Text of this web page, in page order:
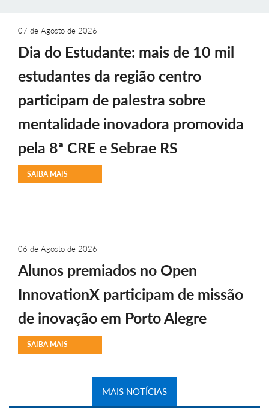
07 de Agosto de 2026
Dia do Estudante: mais de 10 mil
estudantes da região centro
participam de palestra sobre
mentalidade inovadora promovida
pela 8ª CRE e Sebrae RS
SAIBA MAIS
06 de Agosto de 2026
Alunos premiados no Open
InnovationX participam de missão
de inovação em Porto Alegre
SAIBA MAIS
MAIS NOTÍCIAS